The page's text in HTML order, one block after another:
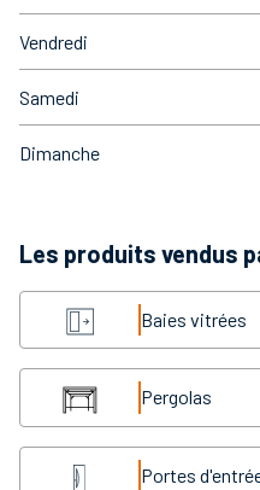
Vendredi
Samedi
Dimanche
Les produits vendus
Baies vitrées
Pergolas
Portes